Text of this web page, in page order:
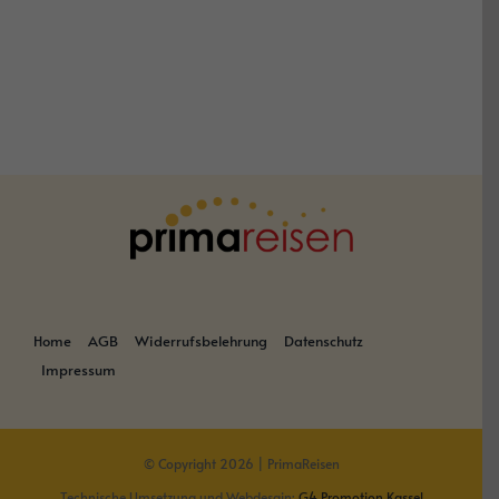
Home AGB Widerrufsbelehrung
Datenschutz
Impressum
© Copyright 2026 | PrimaReisen